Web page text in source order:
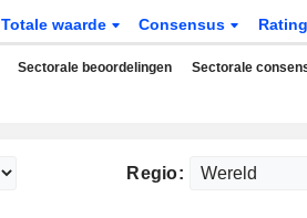
Totale waarde Consensus
Sectorale beoordelingen Sectorale
Regio: